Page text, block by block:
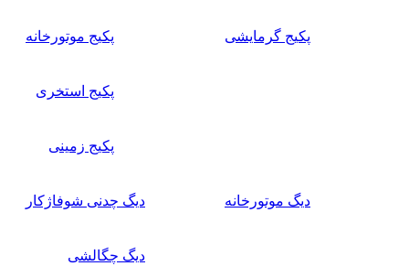
پکیج گرمایشی پکیج موتورخانه
پکیج استخری
پکیج زمینی
دیگ موتورخانه دیگ چدنی شوفاژکار
دیگ چگالشی